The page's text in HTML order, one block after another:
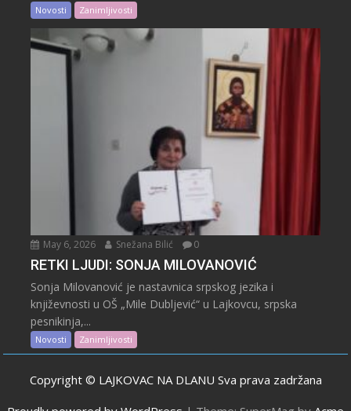
Novosti Zanimljivosti
May 6, 2026 Snežana Bilić 0
RETKI LJUDI: SONJA MILOVANOVIĆ
Sonja Milovanović je nastavnica srpskog jezika i
književnosti u OŠ „Mile Dubljević“ u Lajkovcu, srpska
pesnikinja,...
Novosti Zanimljivosti
Copyright © LAJKOVAC NA DLANU Sva prava zadržana